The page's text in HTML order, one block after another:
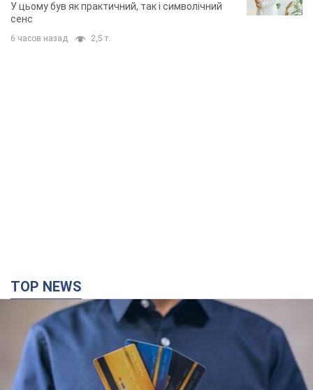
У цьому був як практичний, так і символічний
сенс
6 часов назад 2,5 т.
TOP NEWS